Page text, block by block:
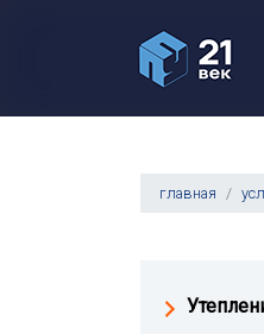
главная